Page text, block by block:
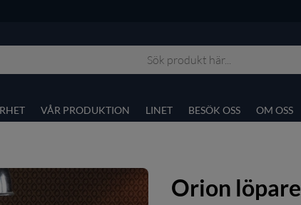
VÅR PRODUKTION LINET BESÖK OSS OM OSS
Orion löpare